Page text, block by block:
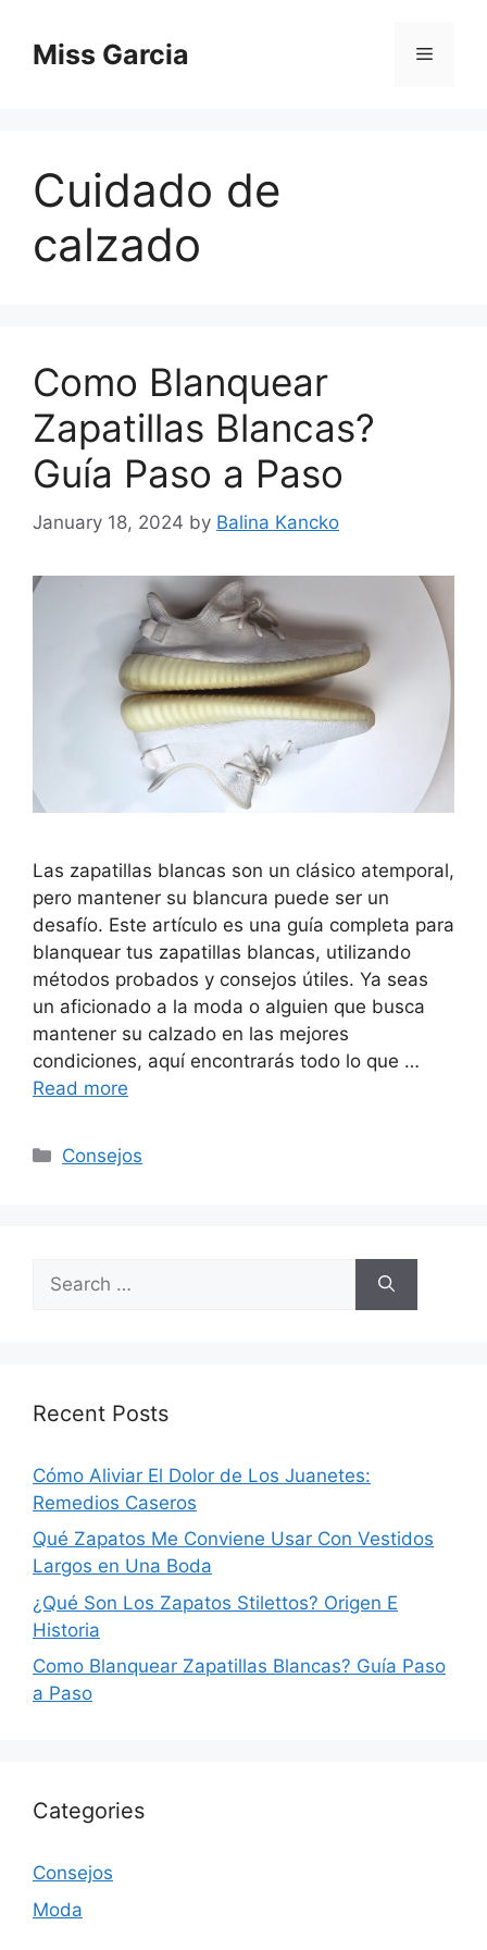
contentMiss Garcia Menu
Cuidado de
calzado
Como Blanquear
Zapatillas Blancas?
Guía Paso a Paso
January 18, 2024 by Balina Kancko
Las zapatillas blancas son un clásico atemporal,
pero mantener su blancura puede ser un
desafío. Este artículo es una guía completa para
blanquear tus zapatillas blancas, utilizando
métodos probados y consejos útiles. Ya seas
un aficionado a la moda o alguien que busca
mantener su calzado en las mejores
condiciones, aquí encontrarás todo lo que …
Read more
Categories
Consejos
for:
Recent Posts
Cómo Aliviar El Dolor de Los Juanetes:
Remedios Caseros
Qué Zapatos Me Conviene Usar Con Vestidos
Largos en Una Boda
¿Qué Son Los Zapatos Stilettos? Origen E
Historia
Como Blanquear Zapatillas Blancas? Guía Paso
a Paso
Categories
Consejos
Moda